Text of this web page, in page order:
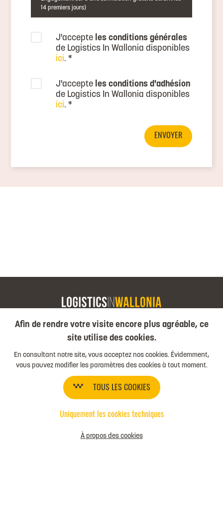
14 premiers jours)
J'accepte les conditions générales
de Logistics In Wallonia disponibles
ici. *
J'accepte les conditions d'adhésion
de Logistics In Wallonia disponibles
ici. *
COMPARER LES PACKS
Boost
Perform
Afin de rendre votre visite encore plus agréable, ce
site utilise des cookies.
En consultant notre site, vous acceptez nos cookies. Évidemment,
vous pouvez modifier les paramètres des cookies à tout moment.
TOUS LES COOKIES
Uniquement les cookies techniques
À propos des cookies